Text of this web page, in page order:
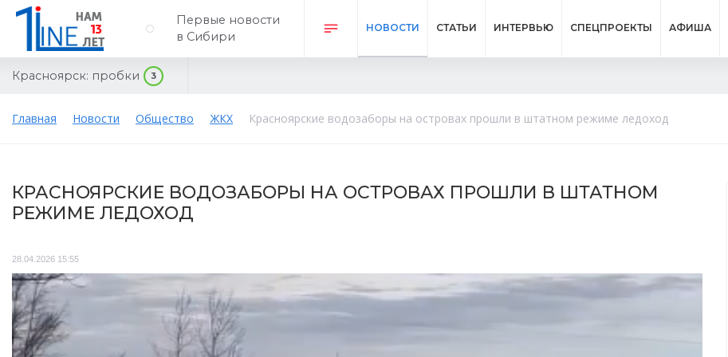
Первые новости
в Сибири
НОВОСТИ СТАТЬИ ИНТЕРВЬЮ СПЕЦПРОЕКТЫ АФИША
Красноярск: пробки 3
Главная Новости Общество ЖКХ Красноярские водозаборы на островах прошли в штатном режиме ледоход
КРАСНОЯРСКИЕ ВОДОЗАБОРЫ НА ОСТРОВАХ ПРОШЛИ В ШТАТНОМ
РЕЖИМЕ ЛЕДОХОД
28.04.2026 15:55